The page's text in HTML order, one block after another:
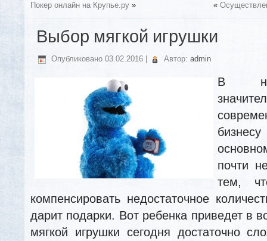
Покер онлайн на Крупье.ру » «
Выбор мягкой игрушки
Опубликовано 03.02.2016 Автор: admin
В
почти
тем,
компенсировать недостаточное
дарит подарки. Вот ребенка приведет в
мягкой игрушки сегодня достаточно